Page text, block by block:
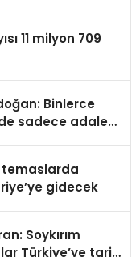
11 milyon 709
Binlerce
sadece adalet
temaslarda
gidecek
Soykırım
Türkiye’ye tarih